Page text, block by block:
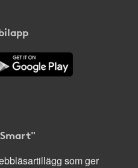
som ger